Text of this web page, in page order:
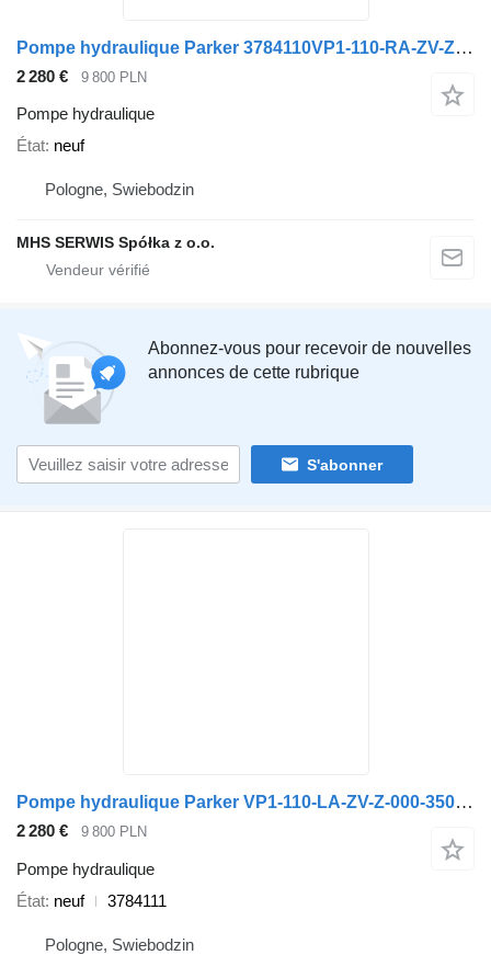
Pompe hydraulique Parker 3784110VP1-110-RA-ZV-Z-000-350/25 pour camion
2 280 € 9 800 PLN
Pompe hydraulique
État neuf
Pologne, Swiebodzin
MHS SERWIS Spółka z o.o.
Abonnez-vous pour recevoir de nouvelles
annonces de cette rubrique
S'abonner
Pompe hydraulique Parker VP1-110-LA-ZV-Z-000-350/25 3784111 pour camion
2 280 € 9 800 PLN
Pompe hydraulique
État neuf 3784111
Pologne, Swiebodzin